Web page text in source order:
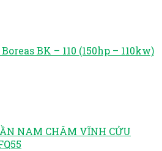
BK – 110 (150hp – 110kw)
NAM CHÂM VĨNH CỬU